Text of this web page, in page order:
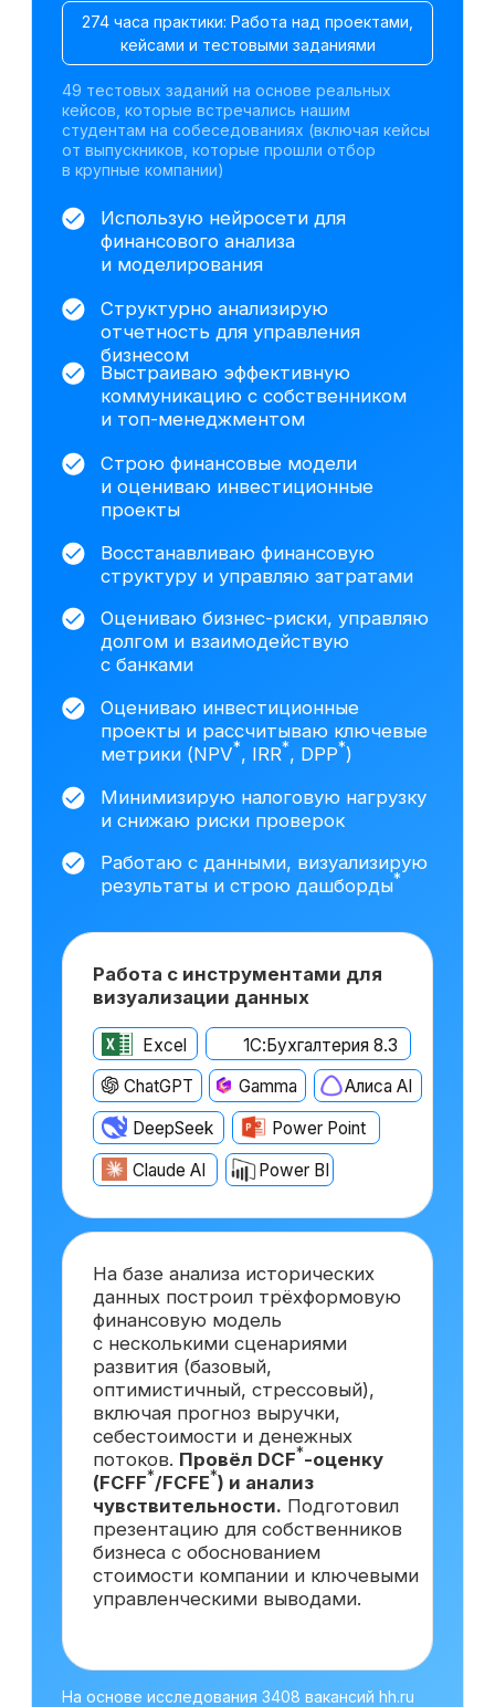
На основе исследования 3408 вакансий hh.ru
мы выделяем наиболее важные навыки,
которым клиенты обучаются на курсе
Минимизирую налоговую нагрузку
и снижаю риски проверок
Оцениваю бизнес-риски, управляю
долгом и взаимодействую
с банками
результаты и строю дашборды
Оцениваю инвестиционные
проекты и рассчитываю ключевые
метрики (NPV*, IRR*, DPP*)
На базе анализа исторических
данных построил трёхформовую
финансовую модель
развития (базовый,
оптимистичный, стрессовый),
включая прогноз выручки,
потоков.Провёл DCF*-оценку
(FCFF /FCFE ) и анализ
чувствительности.Подготовил
презентацию для собственников
стоимости компании и ключевыми
управленческими выводами.
Работа с инструментами для
Excel
Power Point
ChatGPT
1С:Бухгалтерия 8.3
Gamma
DeepSeek
финансовый директор
После прохождения курса
на вакансии востребованной
и высокооплачиваемой
должности
Финансовый директор
с опытом ~6 лет
от 500 000 ₽
Финансовый директор
с опытом ~3 года
от 350 000 ₽
Краснодар
Финансовый директор
на аутсорсинге*
от 150 000 ₽